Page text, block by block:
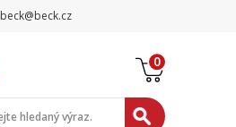
beck@beck.cz
0